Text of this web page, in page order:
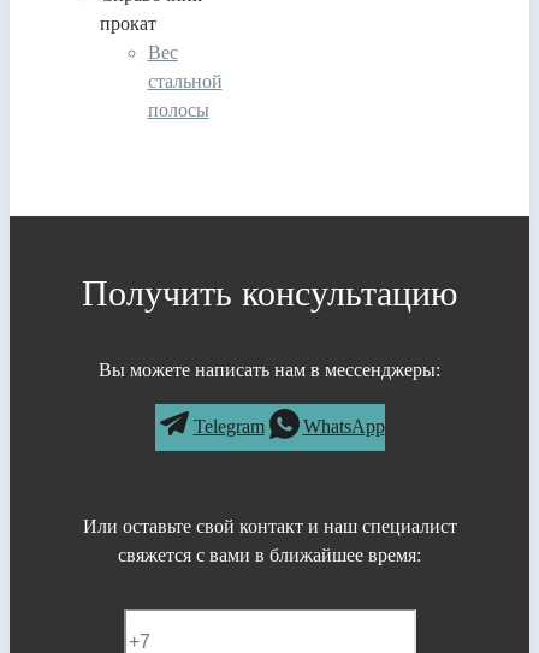
прокат
Вес
стальной
полосы
Получить консультацию
Вы можете написать нам в мессенджеры:
Telegram WhatsApp
Или оставьте свой контакт и наш специалист
свяжется с вами в ближайшее время: